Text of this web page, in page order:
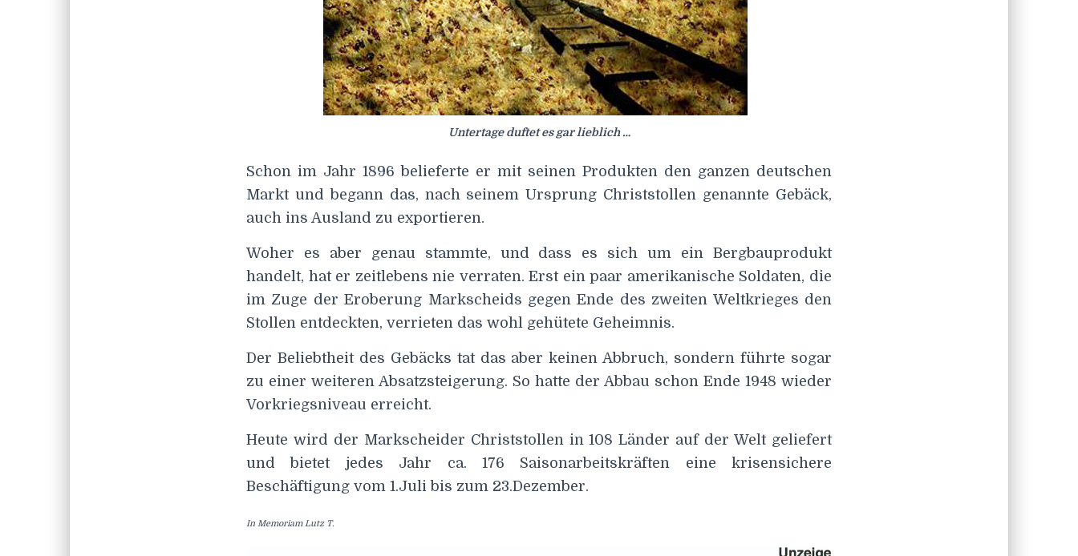
Untertage duftet es gar lieblich …
Schon im Jahr 1896 belieferte er mit seinen Produkten den ganzen deutschen
Markt und begann das, nach seinem Ursprung Christstollen genannte Gebäck,
auch ins Ausland zu exportieren.
Woher es aber genau stammte, und dass es sich um ein Bergbauprodukt
handelt, hat er zeitlebens nie verraten. Erst ein paar amerikanische Soldaten, die
im Zuge der Eroberung Markscheids gegen Ende des zweiten Weltkrieges den
Stollen entdeckten, verrieten das wohl gehütete Geheimnis.
Der Beliebtheit des Gebäcks tat das aber keinen Abbruch, sondern führte sogar
zu einer weiteren Absatzsteigerung. So hatte der Abbau schon Ende 1948 wieder
Vorkriegsniveau erreicht.
Heute wird der Markscheider Christstollen in 108 Länder auf der Welt geliefert
und bietet jedes Jahr ca. 176 Saisonarbeitskräften eine krisensichere
Beschäftigung vom 1.Juli bis zum 23.Dezember.
In Memoriam Lutz T.